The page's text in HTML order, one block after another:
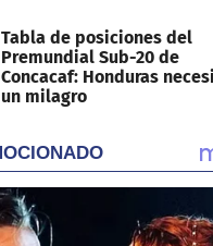
Tabla de posiciones del
Premundial Sub-20 de
Concacaf: Honduras
un milagro